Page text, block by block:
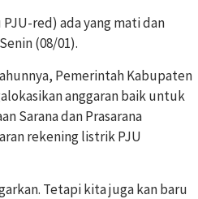
red) ada yang mati dan
(08/01).
Pemerintah Kabupaten
anggaran baik untuk
Sarana dan Prasarana
rekening listrik PJU
Tetapi kita juga kan baru